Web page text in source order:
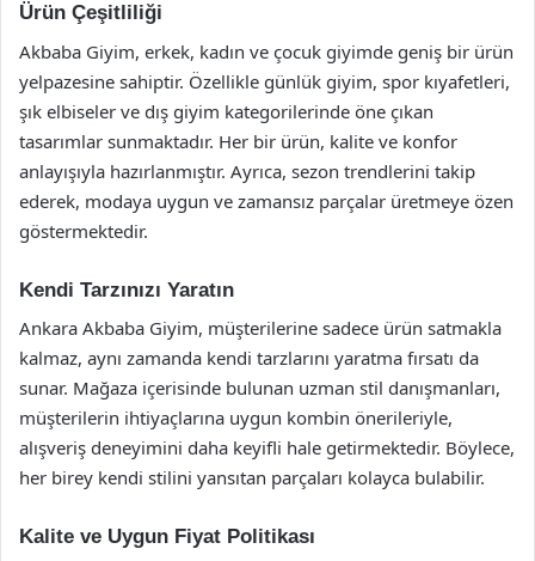
Ürün Çeşitliliği
Akbaba Giyim, erkek, kadın ve çocuk giyimde geniş bir ürün
yelpazesine sahiptir. Özellikle günlük giyim, spor kıyafetleri,
şık elbiseler ve dış giyim kategorilerinde öne çıkan
tasarımlar sunmaktadır. Her bir ürün, kalite ve konfor
anlayışıyla hazırlanmıştır. Ayrıca, sezon trendlerini takip
ederek, modaya uygun ve zamansız parçalar üretmeye özen
göstermektedir.
Kendi Tarzınızı Yaratın
Ankara Akbaba Giyim, müşterilerine sadece ürün satmakla
kalmaz, aynı zamanda kendi tarzlarını yaratma fırsatı da
sunar. Mağaza içerisinde bulunan uzman stil danışmanları,
müşterilerin ihtiyaçlarına uygun kombin önerileriyle,
alışveriş deneyimini daha keyifli hale getirmektedir. Böylece,
her birey kendi stilini yansıtan parçaları kolayca bulabilir.
Kalite ve Uygun Fiyat Politikası